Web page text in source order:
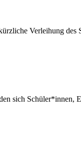
Verleihung des
sich Schüler*innen,